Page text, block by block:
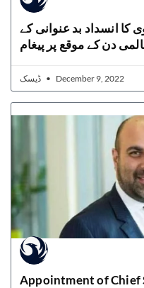
انسداد بد عنوانی کے
دن کے موقع پر پیغام
December 9, 2022
Appointment of Chief